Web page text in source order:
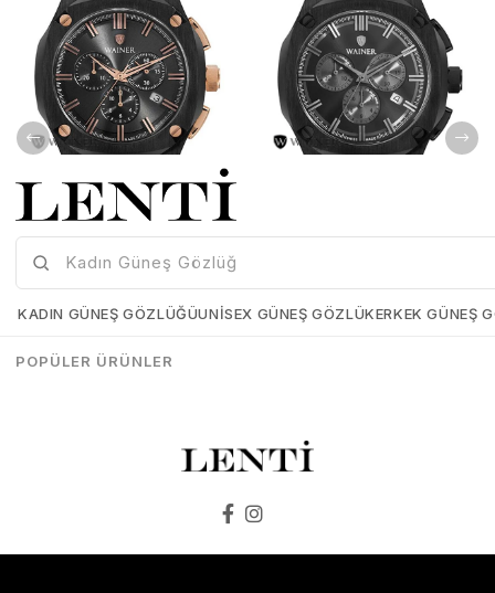
Wainer WA.10000-C Erkek Kol Saati , Swiss Made , Safir Cam
Wainer-WA-10000-C Wainer-WA-10000-E
KADIN GÜNEŞ GÖZLÜĞÜUNISEX GÜNEŞ GÖZLÜKERKEK GÜNEŞ
POPÜLER ÜRÜNLER